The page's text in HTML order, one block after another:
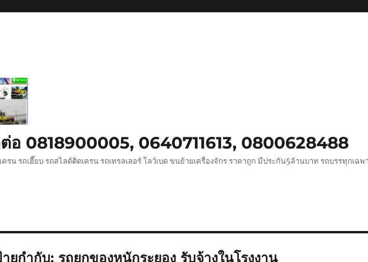
อ 0818900005, 0640711613, 0800628488
รน รถเฮี๊ยบ รถสไลด์ติดเครน รถเทรลเลอร์ โลว์เบด ขนย้ายเครื่องจักร ราคาถูก มีประกัน5ล้านบาท รถบรรทุกเฉพ
ยกำกับ: รถยกของหนักระยอง รับจ้างในโรงงาน